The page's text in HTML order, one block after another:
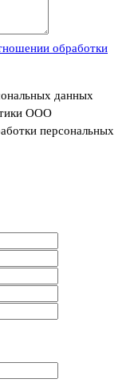
обработки
данных
ООО
персональных